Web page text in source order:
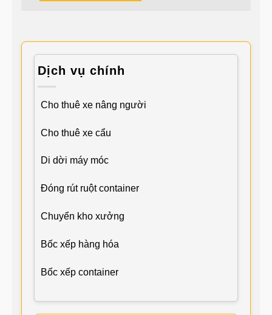
Dịch vụ chính
Cho thuê xe nâng người
Cho thuê xe cẩu
Di dời máy móc
Đóng rút ruột container
Chuyển kho xưởng
Bốc xếp hàng hóa
Bốc xếp container